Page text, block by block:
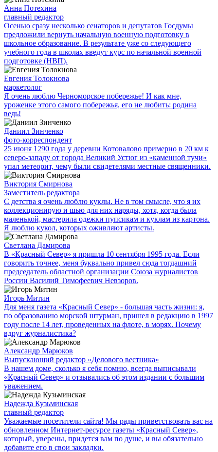
Анна Потехина
главный редактор
Осенью сразу несколько сенаторов и депутатов Госдумы
предложили вернуть начальную военную подготовку в
школьное образование. В результате уже со следующего
учебного года в школах введут курс по начальной военной
подготовке (НВП).
Евгения Толокнова
маркетолог
Я очень люблю Черноморское побережье! И как мне,
уроженке этого самого побережья, его не любить: родина
ведь!
Даниил Зинченко
фото-корреспондент
25 июня 1290 года у деревни Котовалово примерно в 20 км к
северо-западу от города Великий Устюг из «каменной тучи»
упал метеорит, чему были свидетелями местные священники.
Виктория Смирнова
Заместитель редактора
С детства я очень люблю куклы. Не в том смысле, что я их
коллекционирую и шью для них наряды, хотя, когда была
маленькой, мастерила одежки пупсикам и куклам из картона.
Я люблю кукол, которых оживляют артисты.
Светлана Дамирова
В «Красный Север» я пришла 10 сентября 1995 года. Если
говорить точнее, меня буквально привел сюда тогдашний
председатель областной организации Союза журналистов
России Василий Тимофеевич Невзоров.
Игорь Митин
Для меня газета «Красный Север» - большая часть жизни: я,
по образованию морской штурман, пришел в редакцию в 1997
году после 14 лет, проведенных на флоте, в морях. Почему
вдруг журналистика?
Александр Марюков
Выпускающий редактор «Делового вестника»
В нашем доме, сколько я себя помню, всегда выписывали
«Красный Север» и отзывались об этом издании с большим
уважением.
Надежда Кузьминская
главный редактор
Уважаемые посетители сайта! Мы рады приветствовать вас на
обновленном Интернет-ресурсе газеты «Красный Север»,
который, уверены, придется вам по душе, и вы обязательно
добавите его в свои закладки.